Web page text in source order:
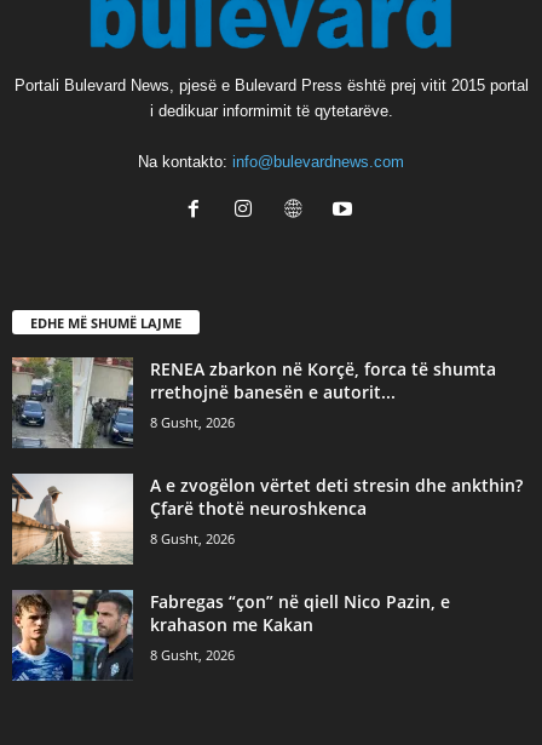
Portali Bulevard News, pjesë e Bulevard Press është prej vitit 2015 portal
i dedikuar informimit të qytetarëve.
Na kontakto: info@bulevardnews.com
EDHE MË SHUMË LAJME
RENEA zbarkon në Korçë, forca të shumta
rrethojnë banesën e autorit...
8 Gusht, 2026
A e zvogëlon vërtet deti stresin dhe ankthin?
Çfarë thotë neuroshkenca
8 Gusht, 2026
Fabregas “çon” në qiell Nico Pazin, e
krahason me Kakan
8 Gusht, 2026